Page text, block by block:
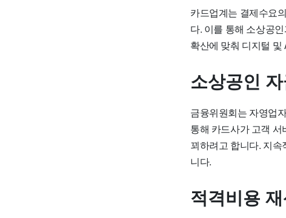
카드업계는 결제수요
다. 이를 통해 소상공
확산에 맞춰 디지털
소상공인
금융위원회는 자영업
통해 카드사가 고객
꾀하려고 합니다. 지
니다.
적격비용